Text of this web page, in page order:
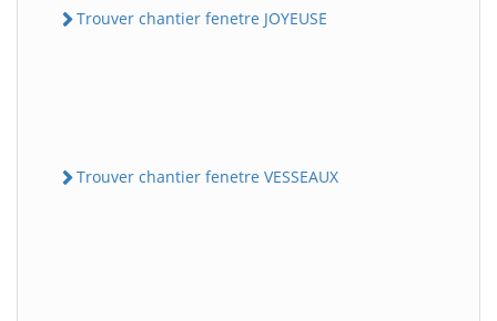
Trouver chantier fenetre JOYEUSE
Trouver chantier fenetre VESSEAUX